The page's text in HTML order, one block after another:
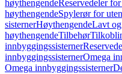
høythengendeReservedeler
høythengendeSpylerør for
sisternerHøythengendeLavt
høythengendeTilbehør
innbyggingssisterner
innbyggingssisternerOmega
Omega innbyggingssisterner